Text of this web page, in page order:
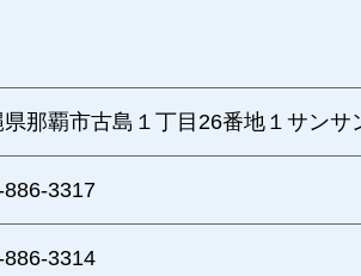
県那覇市古島１丁目26番地１サンサ
886-3317
886-3314